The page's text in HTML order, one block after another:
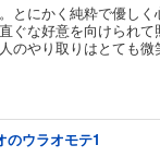
とにかく純粋で優し
ぐな好意を向けられ
のやり取りはとても微
のウラオモテ1